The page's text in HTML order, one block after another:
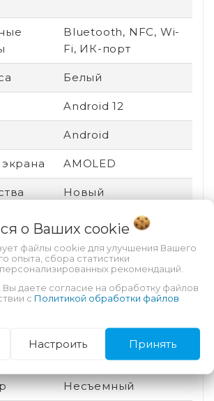
Bluetooth, NFC, Wi-
Fi, ИК-порт
Белый
Android 12
Android
AMOLED
Новый
Нет
Mediatek
Несъемный
о Ваших cookie
файлы cookie для улучшения Вашего
опыта, сбора статистики
рекомендаций.
даете согласие на обработку файлов
с Политикой обработки файлов
Настроить Принять